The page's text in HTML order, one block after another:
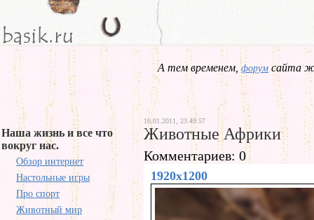
А тем временем,форум сайта
Наша жизнь и все что
вокруг нас.
Обзор интернет
Настольные игры
Про спорт
Животный мир
16.01.2011, 23.49.57
Животные Африки
Комментариев: 0
1920x1200